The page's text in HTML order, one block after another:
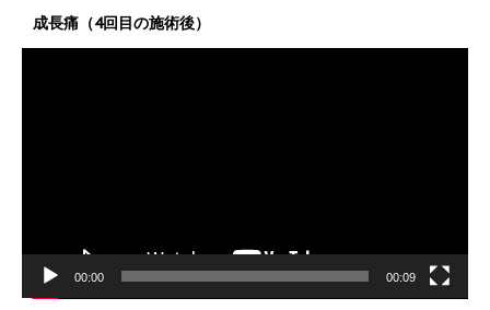
成長痛（4回目の施術後）
00:00 00:09